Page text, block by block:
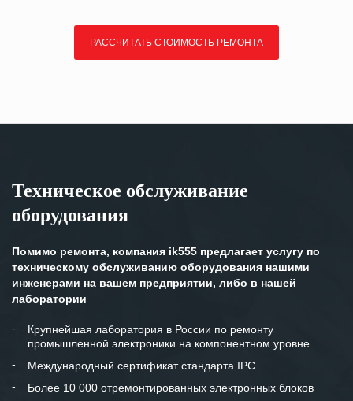
РАССЧИТАТЬ СТОИМОСТЬ РЕМОНТА
Техническое обслуживание
оборудования
Помимо ремонта, компания ik555 предлагает услугу по
техническому обслуживанию оборудования нашими
инженерами на вашем предприятии, либо в нашей
лаборатории
Крупнейшая лаборатория в России по ремонту
промышленной электроники на компонентном уровне
Международный сертификат стандарта IPC
Более 10 000 отремонтированных электронных блоков